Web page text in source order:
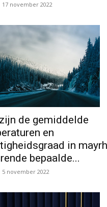
17 november 2022
de gemiddelde
en
in
bepaalde...
5 november 2022